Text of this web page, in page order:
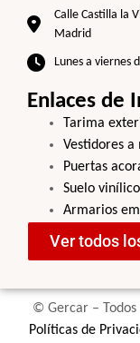
Calle Castilla la
Madrid
Lunes a viernes
Enlaces de
Tarima
Vestidores a
Puertas
Suelo
Armarios
Ver todos
© Gercar – Todos
Políticas de